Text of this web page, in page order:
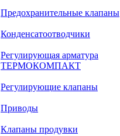
Предохранительные клапаны
Конденсатоотводчики
Регулирующая арматура
ТЕРМОКОМПАКТ
Регулирующие клапаны
Приводы
Клапаны продувки